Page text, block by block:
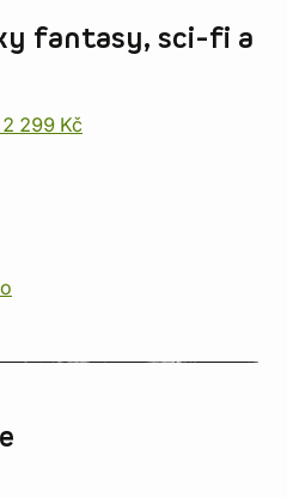
fantasy, sci-fi a
299 Kč